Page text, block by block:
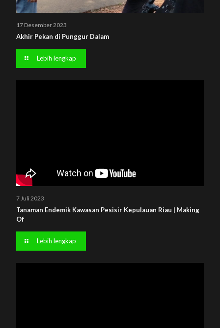
17 Desember 2023
Akhir Pekan di Punggur Dalam
Lebih lengkap
7 Juli 2023
Tanaman Endemik Kawasan Pesisir Kepulauan Riau | Making
Of
Lebih lengkap